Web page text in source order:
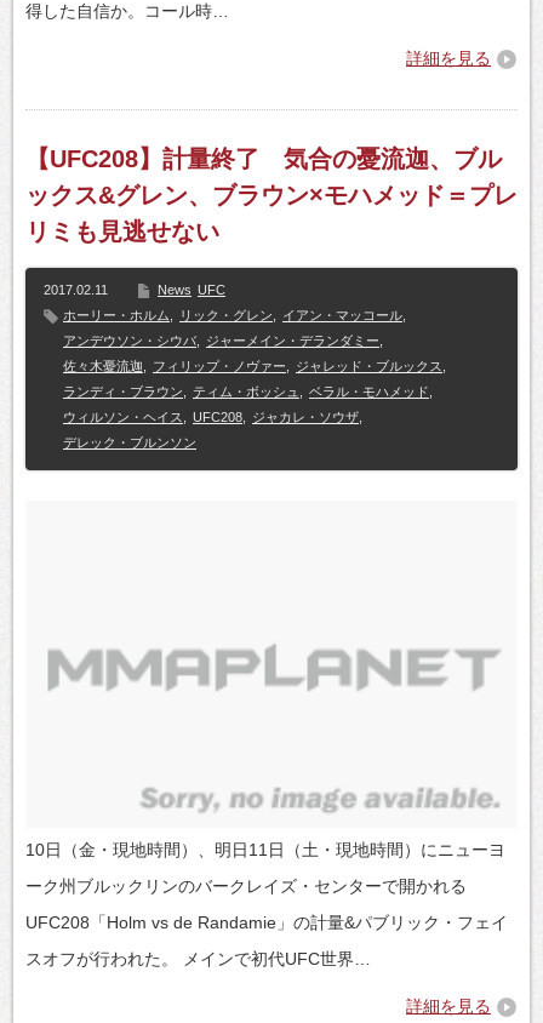
得した自信か。コール時…
詳細を見る
【UFC208】計量終了 気合の憂流迦、ブル
ックス&グレン、ブラウン×モハメッド＝プレ
リミも見逃せない
2017.02.11 News UFC
ホーリー・ホルム
リック・グレン イアン・マッコール
アンデウソン・シウバ
ジャーメイン・デランダミー
佐々木憂流迦
フィリップ・ノヴァー ジャレッド・ブルックス
ランディ・ブラウン
ティム・ボッシュ ベラル・モハメッド
ウィルソン・ヘイス
UFC208 ジャカレ・ソウザ
デレック・ブルンソン
10日（金・現地時間）、明日11日（土・現地時間）にニューヨ
ーク州ブルックリンのバークレイズ・センターで開かれる
UFC208「Holm vs de Randamie」の計量&パブリック・フェイ
スオフが行われた。 メインで初代UFC世界…
詳細を見る